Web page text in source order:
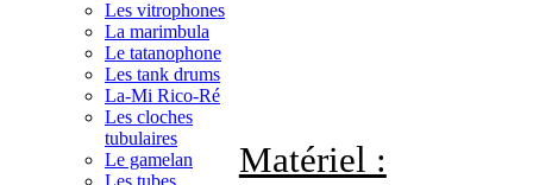
Matériel :
Les vitrophones
La marimbula
Le tatanophone
Les tank drums
La-Mi Rico-Ré
Les cloches
tubulaires
Le gamelan